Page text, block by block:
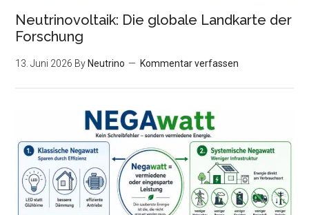
Neutrinovoltaik: Die globale Landkarte der
Forschung
13. Juni 2026 By Neutrino Kommentar verfassen